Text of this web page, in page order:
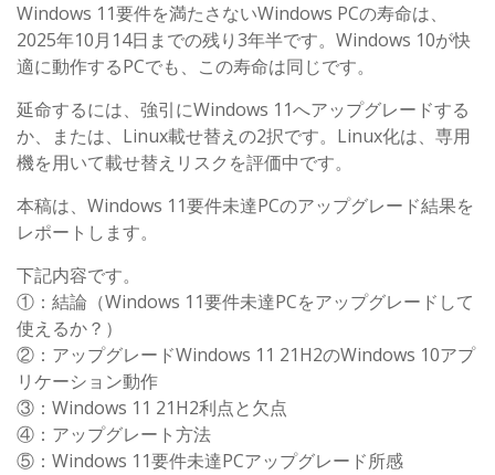
Windows 11要件を満たさないWindows PCの寿命は、
2025年10月14日までの残り3年半です。Windows 10が快
適に動作するPCでも、この寿命は同じです。
延命するには、強引にWindows 11へアップグレードする
か、または、Linux載せ替えの2択です。Linux化は、専用
機を用いて載せ替えリスクを評価中です。
本稿は、Windows 11要件未達PCのアップグレード結果を
レポートします。
下記内容です。
①：結論（Windows 11要件未達PCをアップグレードして
使えるか？）
②：アップグレードWindows 11 21H2のWindows 10アプ
リケーション動作
③：Windows 11 21H2利点と欠点
④：アップグレート方法
⑤：Windows 11要件未達PCアップグレード所感